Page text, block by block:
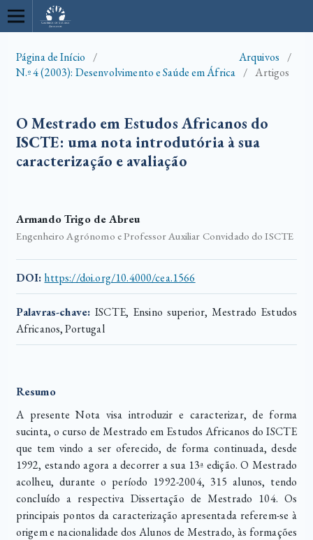
Página de Início / Arquivos /
N.º 4 (2003): Desenvolvimento e Saúde em África / Artigos
O Mestrado em Estudos Africanos do
ISCTE: uma nota introdutória à sua
caracterização e avaliação
Armando Trigo de Abreu
Engenheiro Agrónomo e Professor Auxiliar Convidado do ISCTE
DOI: https://doi.org/10.4000/cea.1566
Palavras-chave:ISCTE, Ensino superior, Mestrado Estudos
Africanos, Portugal
Resumo
A presente Nota visa introduzir e caracterizar, de forma
sucinta, o curso de Mestrado em Estudos Africanos do ISCTE
que tem vindo a ser oferecido, de forma continuada, desde
1992, estando agora a decorrer a sua 13ª edição. O Mestrado
acolheu, durante o período 1992-2004, 315 alunos, tendo
concluído a respectiva Dissertação de Mestrado 104. Os
principais pontos da caracterização apresentada referem-se à
origem e nacionalidade dos Alunos de Mestrado, às formações